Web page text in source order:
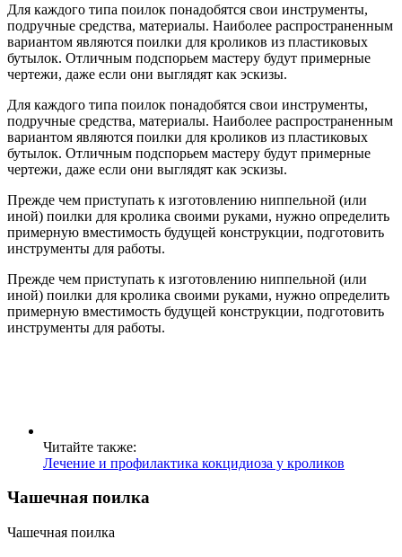
Для каждого типа поилок понадобятся свои инструменты,
подручные средства, материалы. Наиболее распространенным
вариантом являются поилки для кроликов из пластиковых
бутылок. Отличным подспорьем мастеру будут примерные
чертежи, даже если они выглядят как эскизы.
Для каждого типа поилок понадобятся свои инструменты,
подручные средства, материалы. Наиболее распространенным
вариантом являются поилки для кроликов из пластиковых
бутылок. Отличным подспорьем мастеру будут примерные
чертежи, даже если они выглядят как эскизы.
Прежде чем приступать к изготовлению ниппельной (или
иной) поилки для кролика своими руками, нужно определить
примерную вместимость будущей конструкции, подготовить
инструменты для работы.
Прежде чем приступать к изготовлению ниппельной (или
иной) поилки для кролика своими руками, нужно определить
примерную вместимость будущей конструкции, подготовить
инструменты для работы.
Читайте также:
Лечение и профилактика кокцидиоза у кроликов
Чашечная поилка
Чашечная поилка